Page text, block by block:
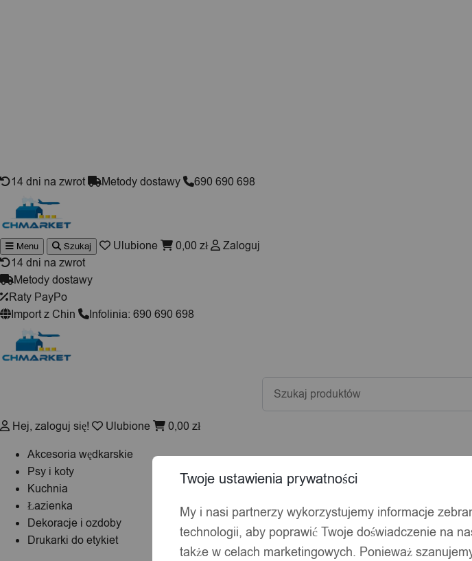
14 dni na zwrot Metody dostawy 690 690 698
Menu Szukaj Ulubione 0,00 zł
Zaloguj
14 dni na zwrot
Metody dostawy
Raty PayPo
Import z Chin
Infolinia: 690 690 698
Wyszukiwarka
produktów
Hej, zaloguj się! Ulubione 0,00 zł
Akcesoria wędkarskie
Psy i koty
Kuchnia
Łazienka
Dekoracje i ozdoby
Drukarki do etykiet
Twoje ustawienia prywatności
My i nasi partnerzy wykorzystujemy informacje
technologii, aby poprawić Twoje doświadczenie na
także w celach marketingowych. Ponieważ